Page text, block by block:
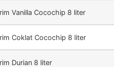
Vanilla Cocochip 8 liter
Coklat Cocochip 8 liter
Durian 8 liter